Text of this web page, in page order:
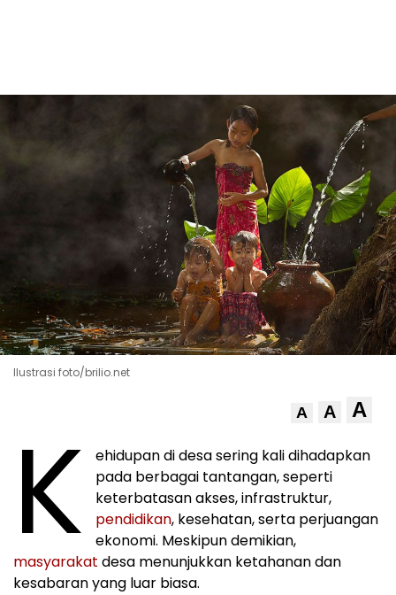
Ilustrasi foto/brilio.net
A A A
K
ehidupan di desa sering kali dihadapkan
pada berbagai tantangan, seperti
keterbatasan akses, infrastruktur,
pendidikan, kesehatan, serta perjuangan
ekonomi. Meskipun demikian,
masyarakat desa menunjukkan ketahanan dan
kesabaran yang luar biasa.